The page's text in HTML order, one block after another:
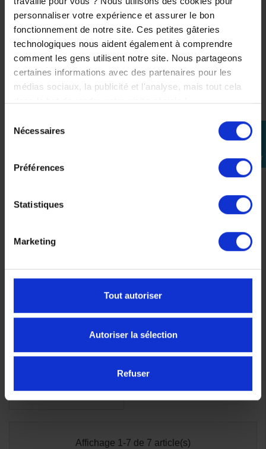
personnaliser votre expérience et assurer le bon
fonctionnement de notre site. Ces petites gâteries
technologiques nous aident également à comprendre
comment les gens utilisent notre site. Nous partageons
certaines informations avec des partenaires pour les
médias sociaux, la publicité et l'analyse, mais tout cela
dans le but de rendre votre visite géniale !
Nécessaires
Préférences
Statistiques
Marketing
Tout autoriser
Autoriser la sélection
Refuser
perm_identity
connecter
-45%
459,99 €
M L
Affichage 1-7 de 7 article(s)